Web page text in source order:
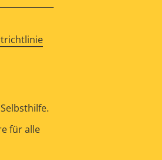
für alle